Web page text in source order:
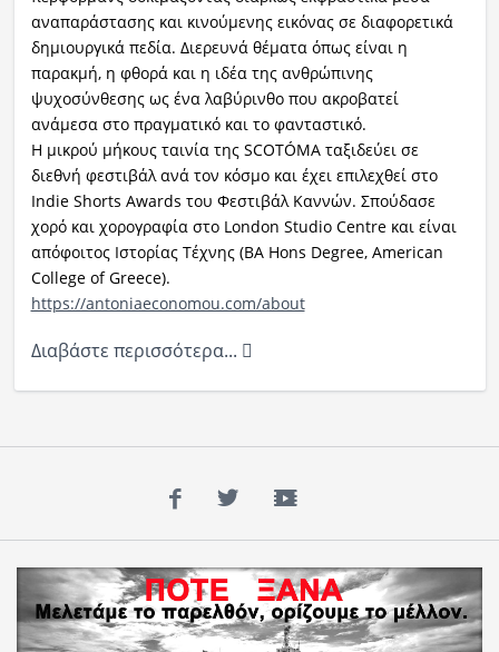
αναπαράστασης και κινούμενης εικόνας σε διαφορετικά
δημιουργικά πεδία. Διερευνά θέματα όπως είναι η
παρακμή, η φθορά και η ιδέα της ανθρώπινης
ψυχοσύνθεσης ως ένα λαβύρινθο που ακροβατεί
ανάμεσα στο πραγματικό και το φανταστικό.
Η μικρού μήκους ταινία της SCOTÓMA ταξιδεύει σε
διεθνή φεστιβάλ ανά τον κόσμο και έχει επιλεχθεί στο
Indie Shorts Awards του Φεστιβάλ Καννών. Σπούδασε
χορό και χορογραφία στο London Studio Centre και είναι
απόφοιτος Ιστορίας Τέχνης (BA Hons Degree, American
College of Greece).
https://antoniaeconomou.com/about
Διαβάστε περισσότερα...
Facebook
TwitterYouTube